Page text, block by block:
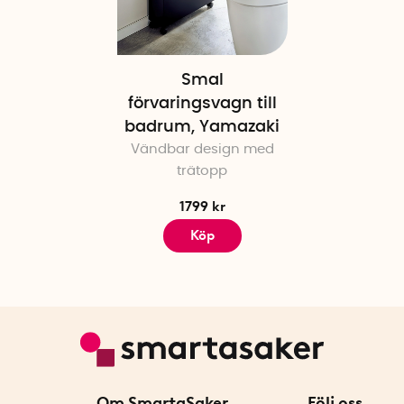
Smal
förvaringsvagn till
badrum, Yamazaki
Vändbar design med
trätopp
1799 kr
Köp